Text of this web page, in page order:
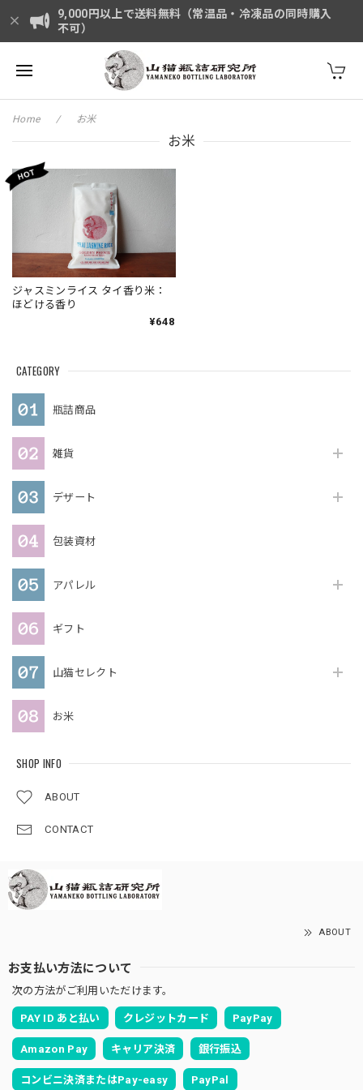
9,000円以上で送料無料（常温品・冷凍品の同時購入
不可）
CATEGORY
瓶詰商品
雑貨
デザート
包装資材
アパレル
ギフト
山猫セレクト
お米
SHOP INFO
ABOUT
CONTACT
Home お米
お米
ジャスミンライス タイ香り米：
ほどける香り
¥648
ABOUT
お支払い方法について
次の方法がご利用いただけます。
PAY ID あと払い クレジットカード PayPay
Amazon Pay キャリア決済 銀行振込
コンビニ決済またはPay-easy PayPal